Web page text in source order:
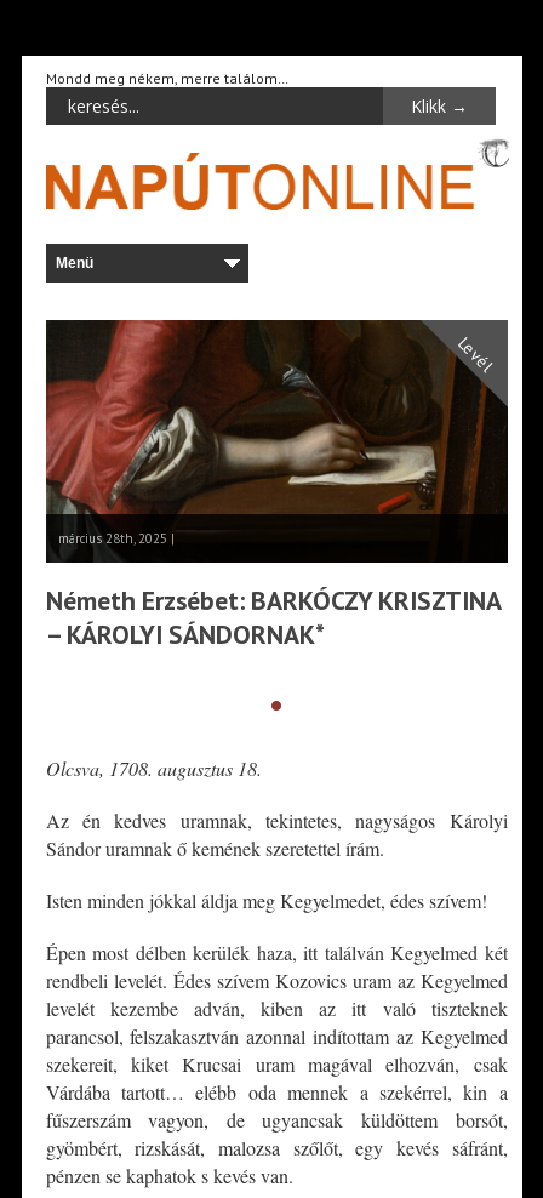
Mondd meg nékem, merre találom…
Levél
március 28th, 2025 |
Németh Erzsébet: BARKÓCZY KRISZTINA
– KÁROLYI SÁNDORNAK*
•
Olcsva, 1708. augusztus 18.
Az én kedves uramnak, tekintetes, nagyságos Károlyi
Sándor uramnak ő kemének szeretettel írám.
Isten minden jókkal áldja meg Kegyelmedet, édes szívem!
Épen most délben kerülék haza, itt találván Kegyelmed két
rendbeli levelét. Édes szívem Kozovics uram az Kegyelmed
levelét kezembe adván, kiben az itt való tiszteknek
parancsol, felszakasztván azonnal indítottam az Kegyelmed
szekereit, kiket Krucsai uram magával elhozván, csak
Várdába tartott… elébb oda mennek a szekérrel, kin a
fűszerszám vagyon, de ugyancsak küldöttem borsót,
gyömbért, rizskását, malozsa szőlőt, egy kevés sáfránt,
pénzen se kaphatok s kevés van.